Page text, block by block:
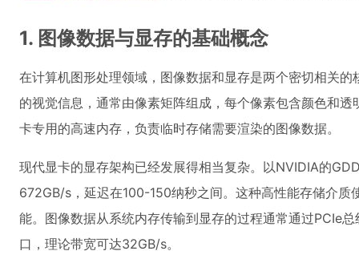
1. 图像数据与显存的基础概念
在计算机图形处理领域，图像数据和显存是两个密切相关
的视觉信息，通常由像素矩阵组成，每个像素包含颜色和
卡专用的高速内存，负责临时存储需要渲染的图像数据。
现代显卡的显存架构已经发展得相当复杂。以NVIDIA的
672GB/s，延迟在100-150纳秒之间。这种高性能存储介质
能。图像数据从系统内存传输到显存的过程通常通过PCIe
口，理论带宽可达32GB/s。